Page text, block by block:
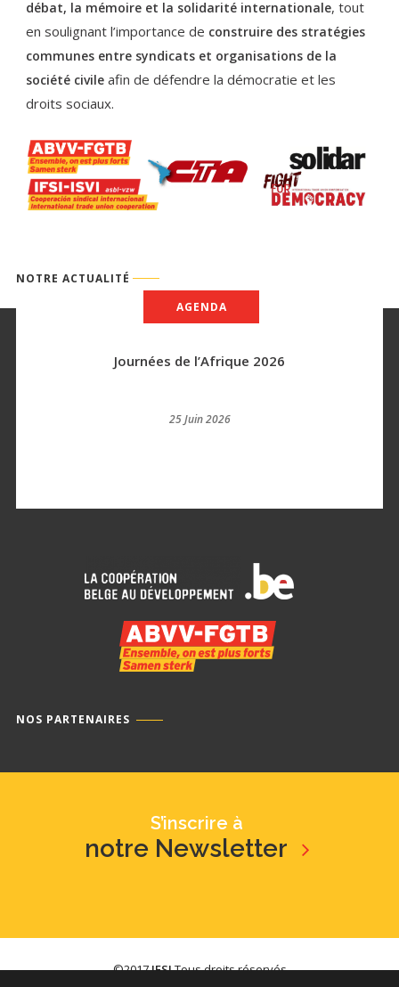
débat, la mémoire et la solidarité internationale, tout
en soulignant l’importance de construire des stratégies
communes entre syndicats et organisations de la
société civile afin de défendre la démocratie et les
droits sociaux.
Journées de l’Afrique 2026
25 Juin 2026
AGENDA
NOTRE ACTUALITÉ
NOS PARTENAIRES
S’inscrire à
notre Newsletter
©2017IFSITous droits réservés